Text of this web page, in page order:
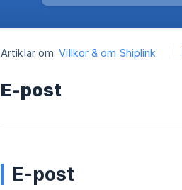
Artiklar om: Villkor & om Shiplink
E-post
E-post